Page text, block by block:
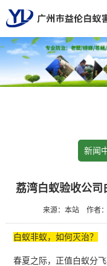
新闻
荔湾白蚁验收公司
来源：本站 作者
白蚁非蚁，如何灭治？
春夏之际，正值白蚁分飞